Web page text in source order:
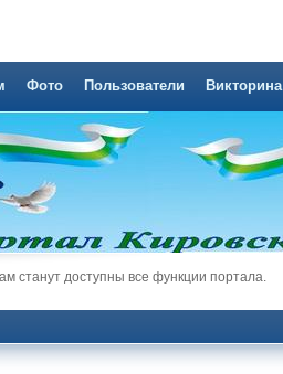
Фото Пользователи Викторина
станут доступны все функции портала.